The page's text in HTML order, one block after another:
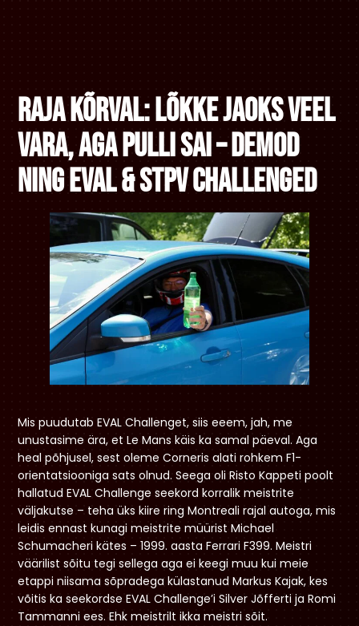
Raja kõrval: Lõkke jaoks veel
vara, aga pulli sai – Demod
ning EVAL & STPV Challenged
Mis puudutab EVAL Challenget, siis eeem, jah, me
unustasime ära, et Le Mans käis ka samal päeval. Aga
heal põhjusel, sest oleme Corneris alati rohkem F1-
orientatsiooniga sats olnud. Seega oli Risto Kappeti poolt
hallatud EVAL Challenge seekord korralik meistrite
väljakutse – teha üks kiire ring Montreali rajal autoga, mis
leidis ennast kunagi meistrite müürist Michael
Schumacheri kätes – 1999. aasta Ferrari F399. Meistri
väärilist sõitu tegi sellega aga ei keegi muu kui meie
etappi niisama sõpradega külastanud Markus Kajak, kes
võitis ka seekordse EVAL Challenge’i Silver Jõfferti ja Romi
Tammanni ees. Ehk meistrilt ikka meistri sõit.